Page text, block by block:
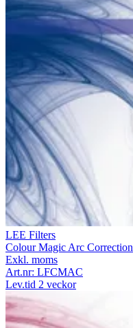
LEE Filters
Colour Magic Arc Correction
Exkl. moms
Art.nr: LFCMAC
Lev.tid 2 veckor